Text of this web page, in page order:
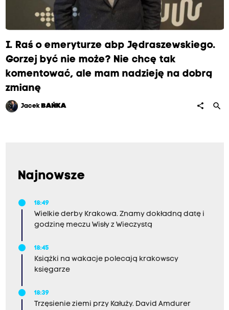
I. Raś o emeryturze abp Jędraszewskiego.
Gorzej być nie może? Nie chcę tak
komentować, ale mam nadzieję na dobrą
zmianę
Jacek BAŃKA share search
Najnowsze
18:49
Wielkie derby Krakowa. Znamy dokładną datę i
godzinę meczu Wisły z Wieczystą
18:45
Książki na wakacje polecają krakowscy
księgarze
18:39
Trzęsienie ziemi przy Kałuży. David Amdurer